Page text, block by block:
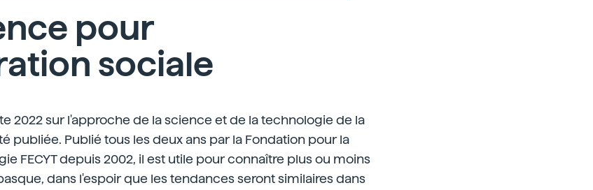
pour
sociale
2022 sur l'approche de la science et de la technologie de la
publiée. Publié tous les deux ans par la Fondation pour la
FECYT depuis 2002, il est utile pour connaître plus ou moins
dans l'espoir que les tendances seront similaires dans